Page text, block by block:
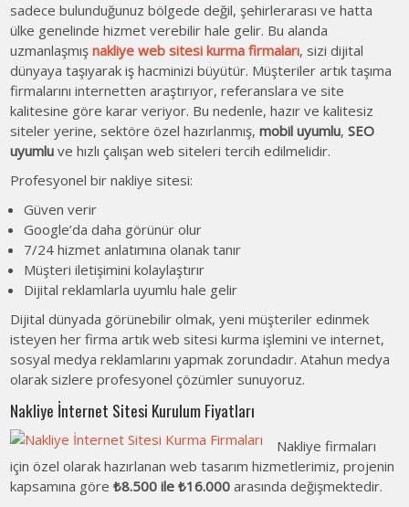
sadece bulunduğunuz bölgede değil, şehirlerarası ve hatta
ülke genelinde hizmet verebilir hale gelir. Bu alanda
uzmanlaşmışnakliye web sitesi kurma firmaları, sizi dijital
dünyaya taşıyarak iş hacminizi büyütür. Müşteriler artık taşıma
firmalarını internetten araştırıyor, referanslara ve site
kalitesine göre karar veriyor. Bu nedenle, hazır ve kalitesiz
siteler yerine, sektöre özel hazırlanmış,mobil uyumlu,SEO
uyumlu ve hızlı çalışan web siteleri tercih edilmelidir.
Profesyonel bir nakliye sitesi:
Güven verir
Google’da daha görünür olur
7/24 hizmet anlatımına olanak tanır
Müşteri iletişimini kolaylaştırır
Dijital reklamlarla uyumlu hale gelir
Dijital dünyada görünebilir olmak, yeni müşteriler edinmek
isteyen her firma artık web sitesi kurma işlemini ve internet,
sosyal medya reklamlarını yapmak zorundadır. Atahun medya
olarak sizlere profesyonel çözümler sunuyoruz.
Nakliye İnternet Sitesi Kurulum Fiyatları
Nakliye firmaları
için özel olarak hazırlanan web tasarım hizmetlerimiz, projenin
kapsamına göre₺8.500 ile ₺16.000 arasında değişmektedir.